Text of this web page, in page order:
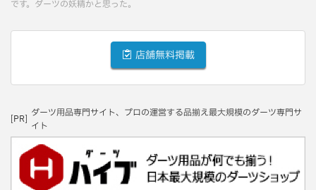
です。ダーツの妖精かと思った。
店舗無料掲載
[PR]
ダーツ用品専門サイト、プロの運営する品揃え最大規模のダーツ専門サ
イト